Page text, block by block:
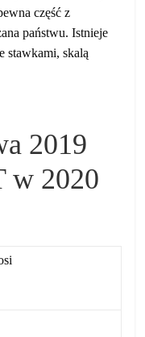
część z
państwu. Istnieje
stawkami, skalą
2019
w 2020